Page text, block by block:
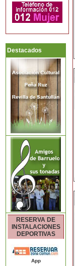
Destacados
RESERVA DE
INSTALACIONES
DEPORTIVAS
App